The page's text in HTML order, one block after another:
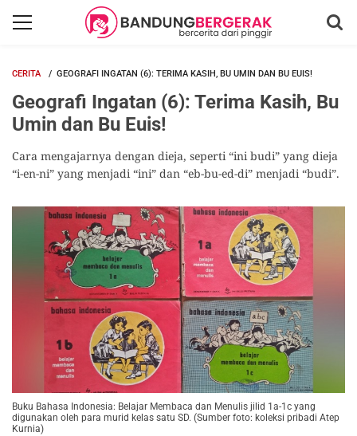
CERITA GEOGRAFI INGATAN (6): TERIMA KASIH, BU UMIN DAN BU EUIS!
Geografi Ingatan (6): Terima Kasih, Bu
Umin dan Bu Euis!
Cara mengajarnya dengan dieja, seperti “ini budi” yang dieja
“i-en-ni” yang menjadi “ini” dan “eb-bu-ed-di” menjadi “budi”.
Buku Bahasa Indonesia: Belajar Membaca dan Menulis jilid 1a-1c yang
digunakan oleh para murid kelas satu SD. (Sumber foto: koleksi pribadi Atep
Kurnia)